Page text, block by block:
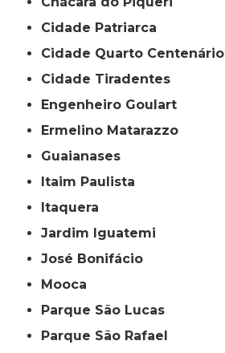
Cidade Patriarca
Cidade Quarto Centenário
Cidade Tiradentes
Engenheiro Goulart
Ermelino Matarazzo
Guaianases
Itaim Paulista
Itaquera
Jardim Iguatemi
José Bonifácio
Mooca
Parque São Lucas
Parque São Rafael